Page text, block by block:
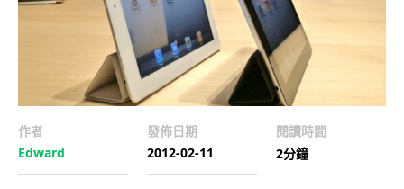
作者
Edward
發佈日期
2012-02-11
閱讀時間
2分鐘